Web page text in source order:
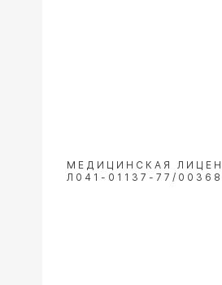
МЕДИЦИНСКАЯ
Л041-01137-77/